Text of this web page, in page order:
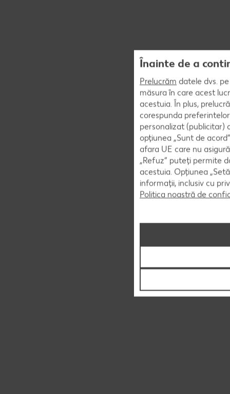
Înainte de a
Prelucrăm datele dvs.
măsura în care acest
acestuia. În plus,
corespunda
personalizat (publicitar)
opțiunea „Sunt de
afara UE care nu
„Refuz” puteți permite
acestuia. Opțiunea
informații, inclusiv cu
Politica noastră de